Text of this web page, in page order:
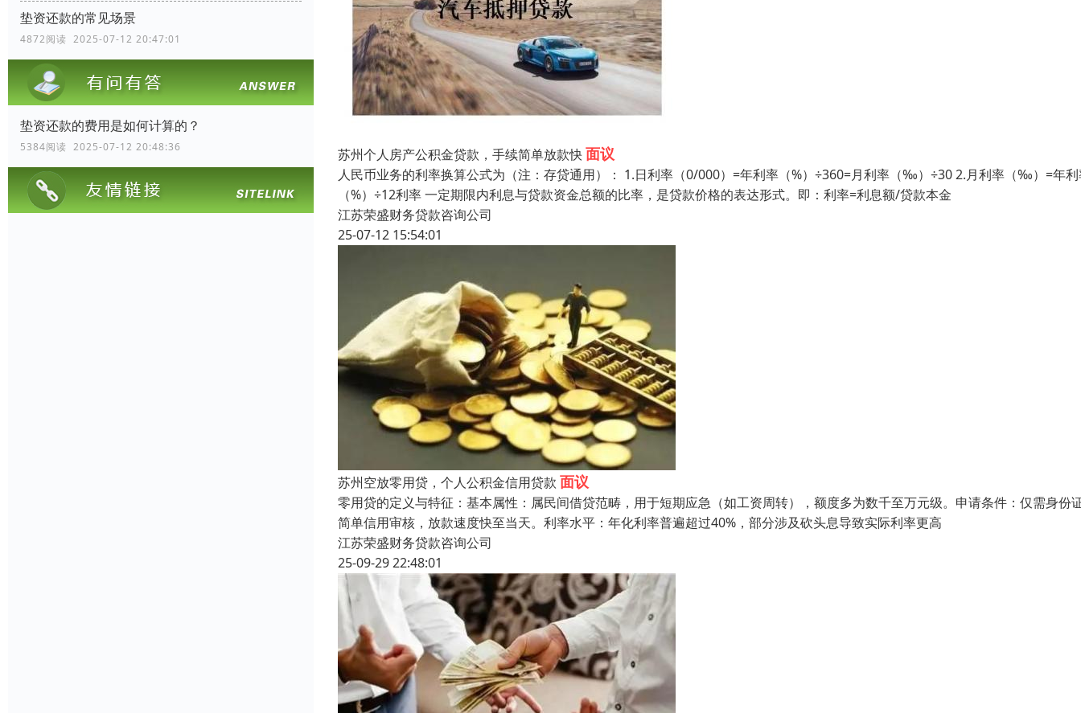
垫资还款的常见场景
4872阅读 2025-07-12 20:47:01
垫资还款的费用是如何计算的？
5384阅读 2025-07-12 20:48:36 苏州个人房产公积金贷款，手续简单放款快面议
人民币业务的利率换算公式为（注：存贷通用）： 1.日利率（0/000）=年利率（%）÷360=月利率（‰）÷30 2.月利率（‰）=年
（%）÷12利率 一定期限内利息与贷款资金总额的比率，是贷款价格的表达形式。即：利率=利息额/贷款本金
江苏荣盛财务贷款咨询公司
25-07-12 15:54:01
苏州空放零用贷，个人公积金信用贷款 面议
零用贷的定义与特征‌：‌基本属性‌：属民间借贷范畴，用于短期应急（如工资周转），额度多为数千至万元级。‌‌‌申请条件‌：仅需身份
简单信用审核，放款速度快至当天。‌‌‌利率水平‌：年化利率普遍超过40%，部分涉及砍头息导致实际利率更高
江苏荣盛财务贷款咨询公司
25-09-29 22:48:01